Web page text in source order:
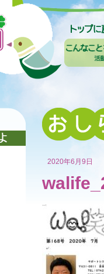
2020年6月9日